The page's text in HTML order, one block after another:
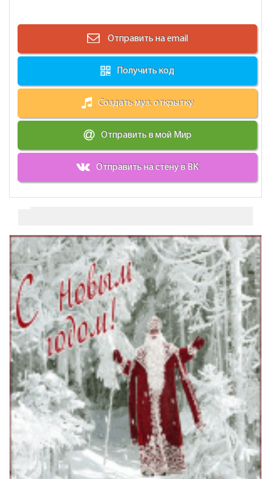
Отправить на email
Получить код
Создать муз. открытку
Отправить в мой Мир
Отправить на стену в ВК